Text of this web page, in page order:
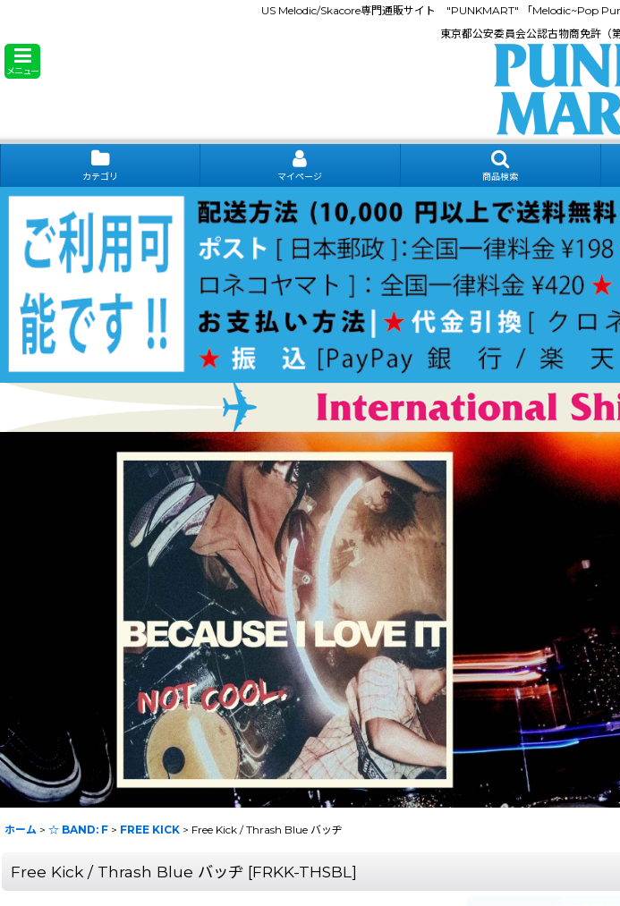
US Melodic/Skacore専門通販サイト "PUNKMART" 「Melodic~Pop
東京都公安委員会公認古物商免許（
メニュー
カテゴリ マイページ 商品検索
ホーム > ☆ BAND: F > FREE KICK > Free Kick / Thrash Blue バッヂ
Free Kick / Thrash Blue バッヂ [FRKK-THSBL ]